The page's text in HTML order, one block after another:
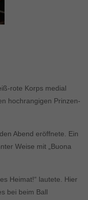
rote Korps medial
hochrangigen Prinzen-
Abend eröffnete. Ein
Weise mit „Buona
Heimat!“ lautete. Hier
bei beim Ball